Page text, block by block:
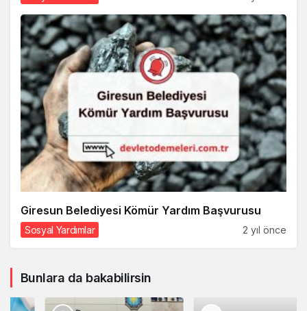
Giresun Belediyesi Kömür Yardım Başvurusu
Sosyal Yardımlar 2 yıl önce
Bunlara da bakabilirsin